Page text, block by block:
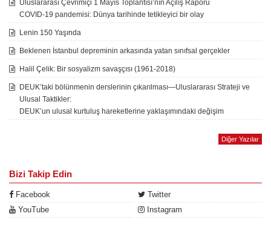
Uluslararası Çevrimiçi 1 Mayıs Toplantısı’nın Açılış Raporu
COVID-19 pandemisi: Dünya tarihinde tetikleyici bir olay
Lenin 150 Yaşında
Beklenen İstanbul depreminin arkasında yatan sınıfsal gerçekler
Halil Çelik: Bir sosyalizm savaşçısı (1961-2018)
DEUK’taki bölünmenin derslerinin çıkarılması—Uluslararası Strateji ve
Ulusal Taktikler:
DEUK’un ulusal kurtuluş hareketlerine yaklaşımındaki değişim
Diğer Yazılar
Bizi Takip Edin
Facebook
Twitter
YouTube
Instagram